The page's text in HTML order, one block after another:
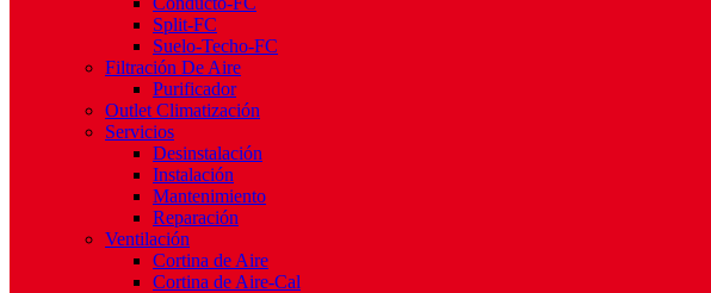
Split-FC
Suelo-Techo-FC
Filtración De Aire
Purificador
Outlet Climatización
Servicios
Desinstalación
Instalación
Mantenimiento
Reparación
Ventilación
Cortina de Aire
Cortina de Aire-Cal